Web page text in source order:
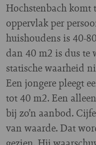
Hochstenbach komt
oppervlak per
huishoudens is 40-
dan 40 m2 is dus te
statische waarheid
Een jongere pleegt
tot 40 m2. Een
bij zo’n aanbod.
van waarde. Dat